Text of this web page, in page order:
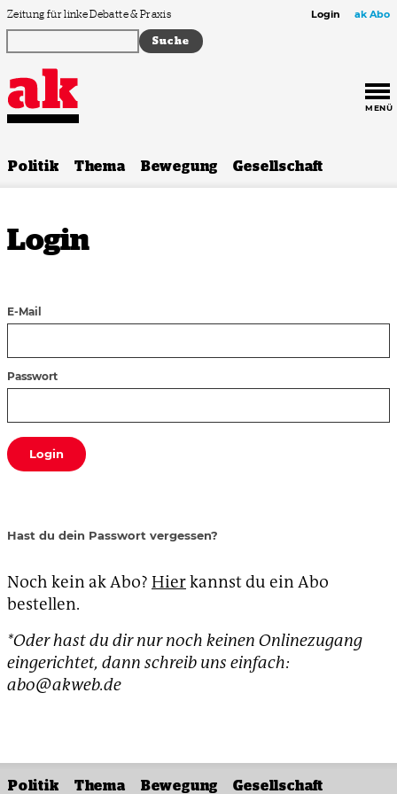
Zum Inhalt springen
Zeitung für linke Debatte & Praxis Login ak Abo
MENÜ
Politik Thema Bewegung Gesellschaft
Login
E-Mail
Passwort
Login
Hast du dein Passwort vergessen?
Noch kein ak Abo? Hierkannst du ein Abo
bestellen.
*Oder hast du dir nur noch keinen Onlinezugang
eingerichtet, dann schreib uns einfach:
abo@akweb.de
Politik Thema Bewegung Gesellschaft